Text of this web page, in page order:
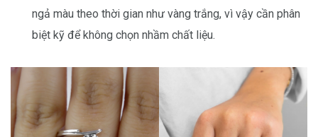
ngả màu theo thời gian như vàng trắng, vì vậy cần phân
biệt kỹ để không chọn nhầm chất liệu.